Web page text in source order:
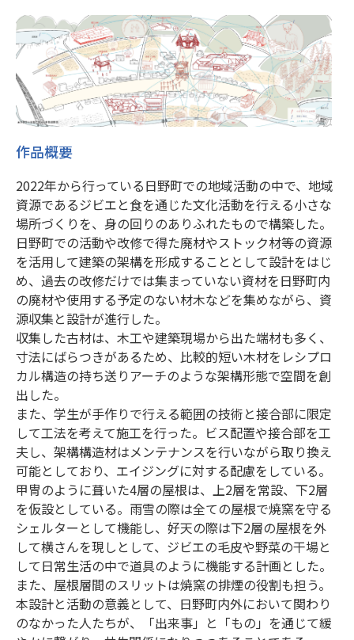
作品概要
2022年から行っている日野町での地域活動の中で、地域
資源であるジビエと食を通じた文化活動を行える小さな
場所づくりを、身の回りのありふれたもので構築した。
日野町での活動や改修で得た廃材やストック材等の資源
を活用して建築の架構を形成することとして設計をはじ
め、過去の改修だけでは集まっていない資材を日野町内
の廃材や使用する予定のない材木などを集めながら、資
源収集と設計が進行した。
収集した古材は、木工や建築現場から出た端材も多く、
寸法にばらつきがあるため、比較的短い木材をレシプロ
カル構造の持ち送りアーチのような架構形態で空間を創
出した。
また、学生が手作りで行える範囲の技術と接合部に限定
して工法を考えて施工を行った。ビス配置や接合部を工
夫し、架構構造材はメンテナンスを行いながら取り換え
可能としており、エイジングに対する配慮をしている。
甲冑のように葺いた4層の屋根は、上2層を常設、下2層
を仮設としている。雨雪の際は全ての屋根で焼窯を守る
シェルターとして機能し、好天の際は下2層の屋根を外
して横さんを現しとして、ジビエの毛皮や野菜の干場と
して日常生活の中で道具のように機能する計画とした。
また、屋根層間のスリットは焼窯の排煙の役割も担う。
本設計と活動の意義として、日野町内外において関わり
のなかった人たちが、「出来事」と「もの」を通じて緩